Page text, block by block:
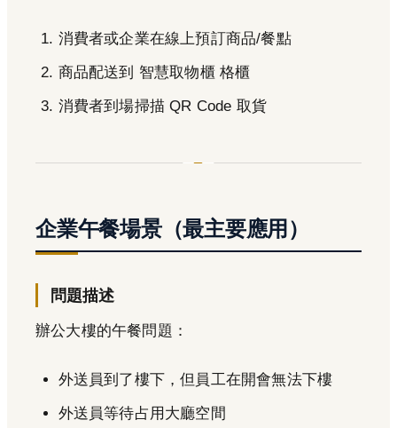
消費者或企業在線上預訂商品/餐點
商品配送到 智慧取物櫃 格櫃
消費者到場掃描 QR Code 取貨
企業午餐場景（最主要應用）
問題描述
辦公大樓的午餐問題：
外送員到了樓下，但員工在開會無法下樓
外送員等待占用大廳空間